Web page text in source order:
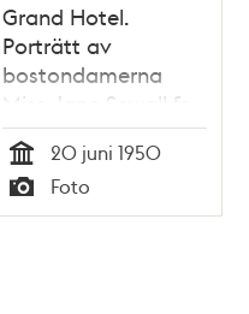
Grand Hotel.
Porträtt av
bostondamerna
Miss Jane Sewall fr.
v. (82 år) och miss
Adelle Rawson (71
år). De besöker
Sverige, som
Tid
20 juni 1950
Typ
Foto